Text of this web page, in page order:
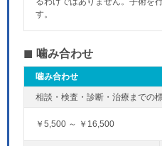
す。
噛み合わせ
噛み合わせ
￥5,500 ～ ￥16,500